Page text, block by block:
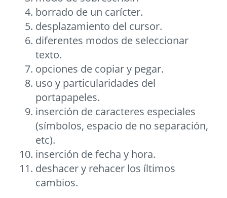
borrado de un carícter.
desplazamiento del cursor.
diferentes modos de seleccionar
texto.
opciones de copiar y pegar.
uso y particularidades del
portapapeles.
inserción de caracteres especiales
(símbolos, espacio de no separación,
etc).
inserción de fecha y hora.
deshacer y rehacer los íltimos
cambios.